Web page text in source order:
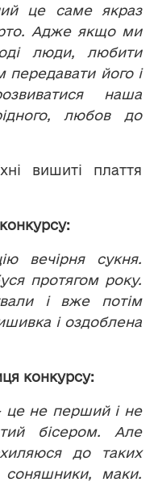
це саме якраз
Адже якщо ми
люди, любити
передавати його і
наша
любов до
вишиті плаття
вечірня сукня.
протягом року.
і вже потім
і оздоблена
конкурсу:
не перший і не
бісером. Але
до таких
соняшники, маки.